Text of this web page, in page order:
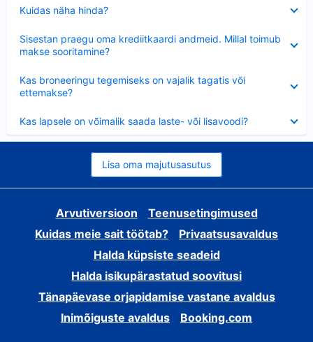
Kuidas näha hinda?
Sisestan praegu oma krediitkaardi andmeid. Millal toimub
makse sooritamine?
Kas broneeringu tegemiseks on vajalik tagatis või
ettemakse?
Kas lapsele on võimalik saada laste- või lisavoodi?
Lisa oma majutusasutus
Arvutiversioon
Teenusetingimused
Kuidas meie sait töötab?
Privaatsusavaldus
Halda küpsiste seadeid
Halda isikupärastatud soovitusi
Tänapäevase orjapidamise vastane avaldus
Inimõiguste avaldus
Booking.com